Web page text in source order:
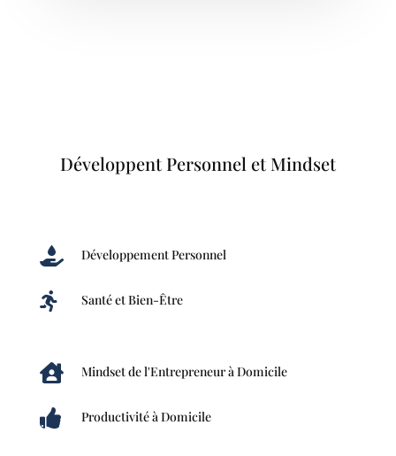
Développent Personnel et Mindset
 Développement Personnel
 Santé et Bien-Être
 Mindset de l'Entrepreneur à Domicile
 Productivité à Domicile